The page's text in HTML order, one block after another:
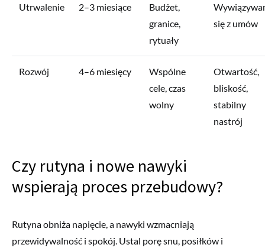
Utrwalenie 2–3 miesiące
Budżet,
granice,
rytuały
się z umów
Rozwój 4–6 miesięcy
Wspólne
cele, czas
wolny
Otwartość,
bliskość,
stabilny
nastrój
Czy rutyna i nowe nawyki
wspierają proces przebudowy?
Rutyna obniża napięcie, a nawyki wzmacniają
przewidywalność i spokój. Ustal porę snu, posiłków i